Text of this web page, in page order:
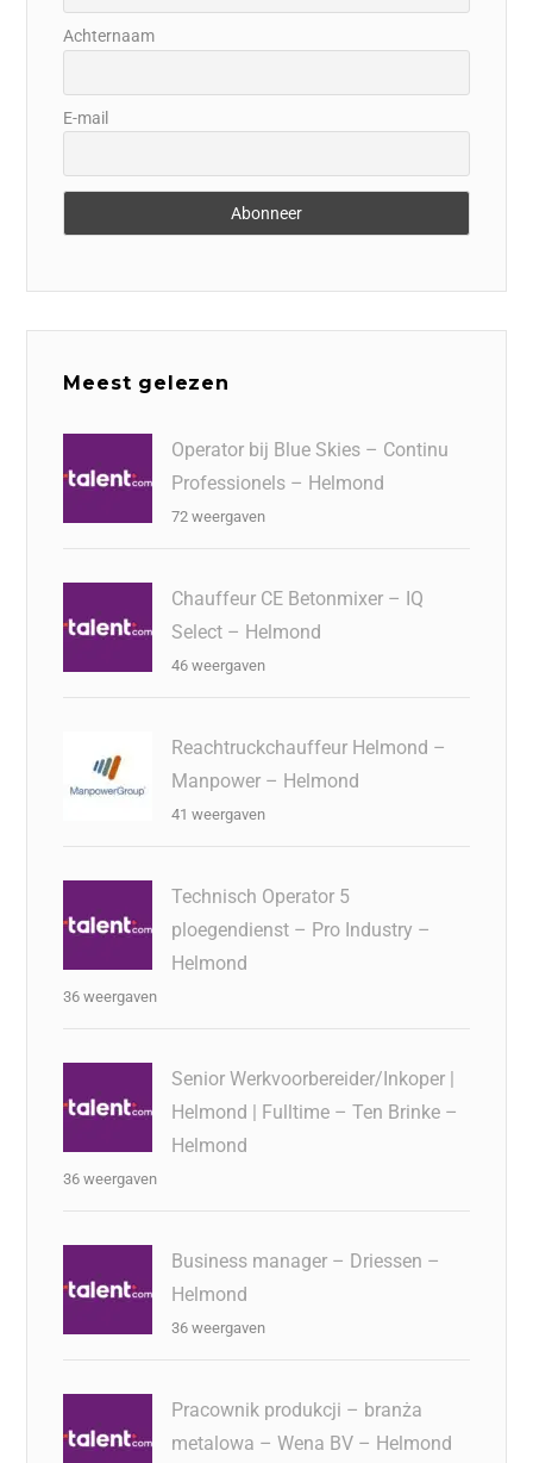
Achternaam
E-mail
Meest gelezen
Operator bij Blue Skies – Continu
Professionels – Helmond
72 weergaven
Chauffeur CE Betonmixer – IQ
Select – Helmond
46 weergaven
Reachtruckchauffeur Helmond –
Manpower – Helmond
41 weergaven
Technisch Operator 5
ploegendienst – Pro Industry –
Helmond
36 weergaven
Senior Werkvoorbereider/Inkoper |
Helmond | Fulltime – Ten Brinke –
Helmond
36 weergaven
Business manager – Driessen –
Helmond
36 weergaven
Pracownik produkcji – branża
metalowa – Wena BV – Helmond